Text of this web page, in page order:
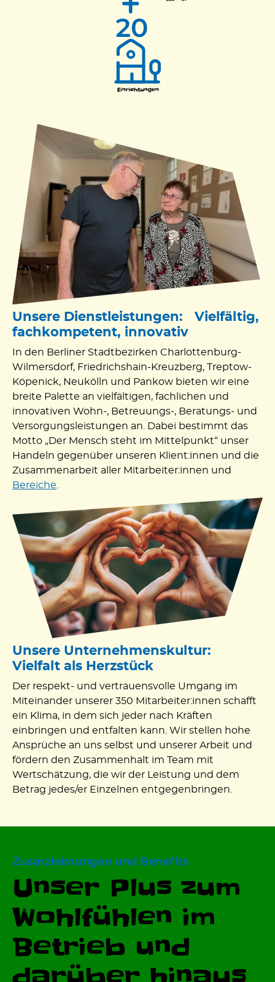
Unsere Dienstleistungen: Vielfältig,
fachkompetent, innovativ
In den Berliner Stadtbezirken Charlottenburg-
Wilmersdorf, Friedrichshain-Kreuzberg, Treptow-
Köpenick, Neukölln und Pankow bieten wir eine
breite Palette an vielfältigen, fachlichen und
innovativen Wohn-, Betreuungs-, Beratungs- und
Versorgungsleistungen an. Dabei bestimmt das
Motto „Der Mensch steht im Mittelpunkt“ unser
Handeln gegenüber unseren Klient:innen und die
Zusammenarbeit aller Mitarbeiter:innen und
Bereiche.
Unsere Unternehmenskultur:
Vielfalt als Herzstück
Der respekt- und vertrauensvolle Umgang im
Miteinander unserer 350 Mitarbeiter:innen schafft
ein Klima, in dem sich jeder nach Kräften
einbringen und entfalten kann. Wir stellen hohe
Ansprüche an uns selbst und unserer Arbeit und
fördern den Zusammenhalt im Team mit
Wertschätzung, die wir der Leistung und dem
Betrag jedes/er Einzelnen entgegenbringen.
Zusatzleistungen und Beneﬁts
Unser Plus zum
Wohlfühlen im
Betrieb und